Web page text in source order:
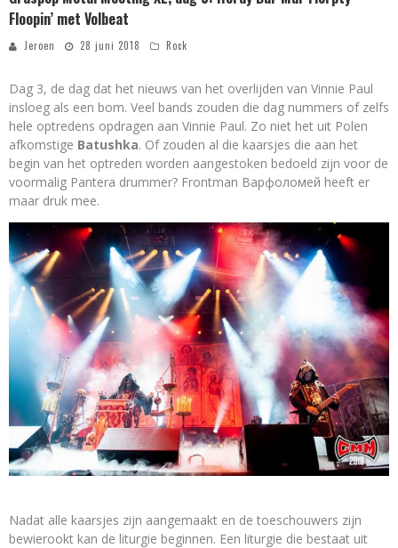
Floopin’ met Volbeat
Jeroen 28 juni 2018 Rock
Dag 3, de dag dat het nieuws van het overlijden van Vinnie Paul
insloeg als een bom. Veel bands zouden die dag nummers of zelfs
hele optredens opdragen aan Vinnie Paul. Zo niet het uit Polen
afkomstige Batushka. Of zouden al die kaarsjes die aan het
begin van het optreden worden aangestoken bedoeld zijn voor de
voormalig Pantera drummer? Frontman Варфоломей heeft er
maar druk mee.
Nadat alle kaarsjes zijn aangemaakt en de toeschouwers zijn
bewierookt kan de liturgie beginnen. Een liturgie die bestaat uit